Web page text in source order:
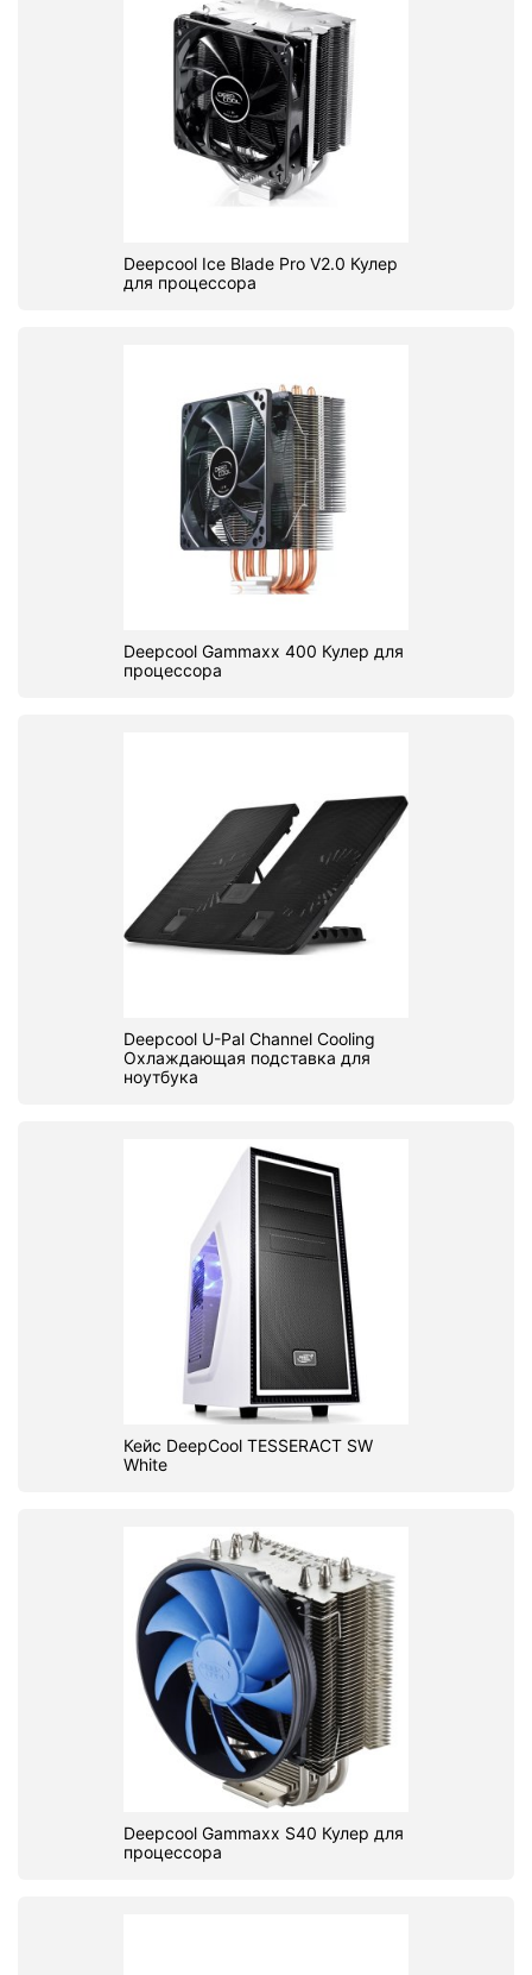
Deepcool Ice Blade Pro V2.0 Кулер
для процессора
Deepcool Gammaxx 400 Кулер для
процессора
Deepcool U-Pal Channel Cooling
Охлаждающая подставка для
ноутбука
Кейс DeepCool TESSERACT SW
White
Deepcool Gammaxx S40 Кулер для
процессора